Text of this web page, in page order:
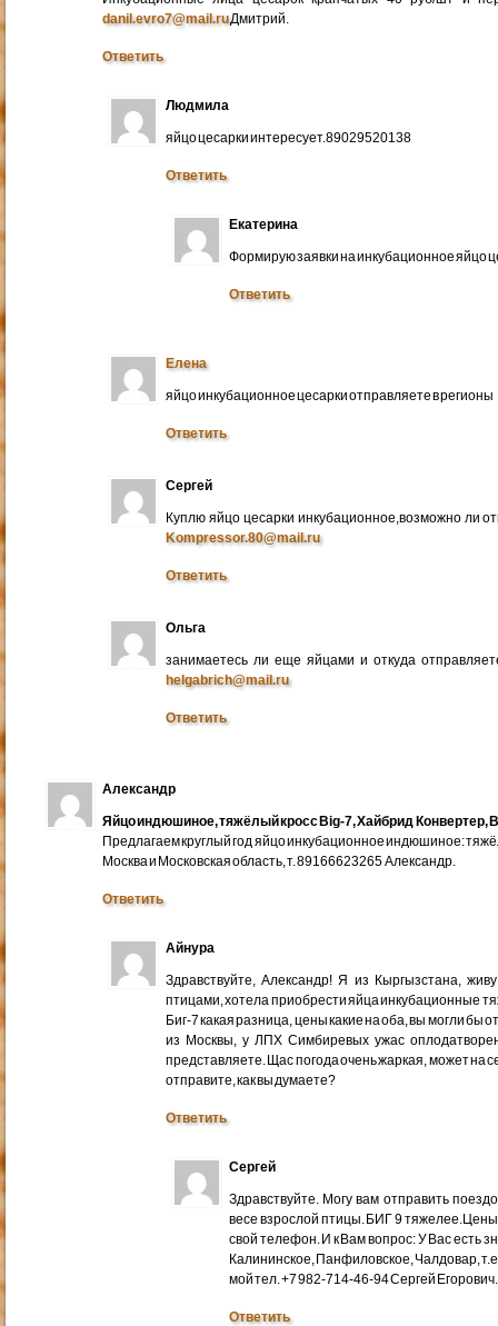
danil.evro7@mail.ruДмитрий.
Ответить
Людмила
яйцо цесарки интересует.89029520138
Ответить
Екатерина
Формирую заявки на инкубационное яйцо
Ответить
Елена
яйцо инкубационное цесарки отправляете в регионы
Ответить
Сергей
Куплю яйцо цесарки инкубационное,возможно ли
Kompressor.80@mail.ru
Ответить
Ольга
занимаетесь ли еще яйцами и откуда
helgabrich@mail.ru
Ответить
Александр
Яйцо индюшиное, тяжёлый кросс Big-7, Хайбрид Конвертер,
Предлагаем круглый год яйцо инкубационное индюшиное:
Москва и Московская область, т. 89166623265 Александр.
Ответить
Айнура
Здравствуйте, Александр! Я из Кыргызстана,
птицами, хотела приобрести яйца инкубационные
Биг-7 какая разница, цены какие на оба, вы могли бы
из Москвы, у ЛПХ Симбиревых ужас
представляете. Щас погода очень жаркая, может на
отправите, как вы думаете?
Ответить
Сергей
Здравствуйте. Могу вам отправить
весе взрослой птицы. БИГ 9
свой телефон. И к Вам вопрос: У Вас есть
Калининское, Панфиловское, Чалдовар,
мой тел. +7 982-714-46-94 Сергей Егорович.
Ответить